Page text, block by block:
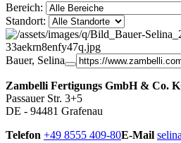
Bereich:
Standort:
Bauer, Selina
Zambelli Fertigungs GmbH & Co.
Passauer Str. 3+5
DE - 94481 Grafenau
Telefon +49 8555 409-80E-Mail